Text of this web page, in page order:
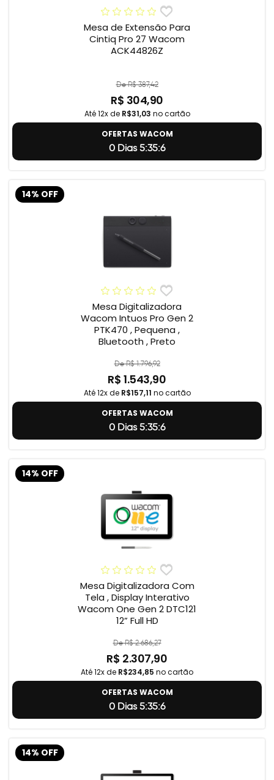
Mesa de Extensão Para
Cintiq Pro 27 Wacom
ACK44826Z
De R$ 387,42
R$ 304,90
Até 12x de R$31,03 no cartão
OFERTAS WACOM
0 Dias 5:35:5
14% OFF
Mesa Digitalizadora
Wacom Intuos Pro Gen 2
PTK470 , Pequena ,
Bluetooth , Preto
De R$ 1.796,92
R$ 1.543,90
Até 12x de R$157,11 no cartão
OFERTAS WACOM
0 Dias 5:35:5
14% OFF
Mesa Digitalizadora Com
Tela , Display Interativo
Wacom One Gen 2 DTC121
12” Full HD
De R$ 2.686,27
R$ 2.307,90
Até 12x de R$234,85 no cartão
OFERTAS WACOM
0 Dias 5:35:5
14% OFF